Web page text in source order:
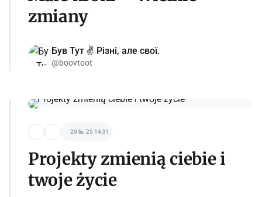
zmiany
Був Тут ✌️ Різні, але свої.
@boovtoot
29 lis '25 14:31
Projekty zmienią ciebie i
twoje życie